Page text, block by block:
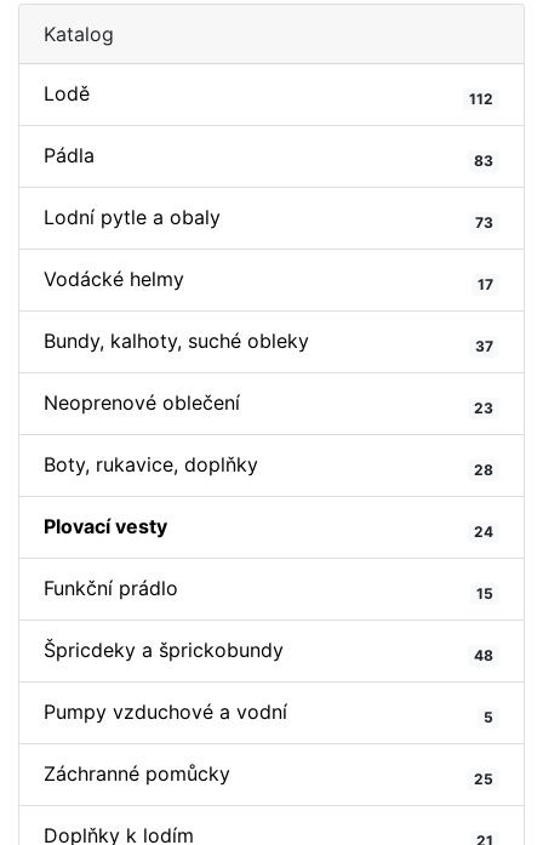
Katalog
Lodě 112
Pádla 83
Lodní pytle a obaly 73
Vodácké helmy 17
Bundy, kalhoty, suché obleky 37
Neoprenové oblečení 23
Boty, rukavice, doplňky 28
Plovací vesty 24
Funkční prádlo 15
Špricdeky a šprickobundy 48
Pumpy vzduchové a vodní 5
Záchranné pomůcky 25
Doplňky k lodím 21